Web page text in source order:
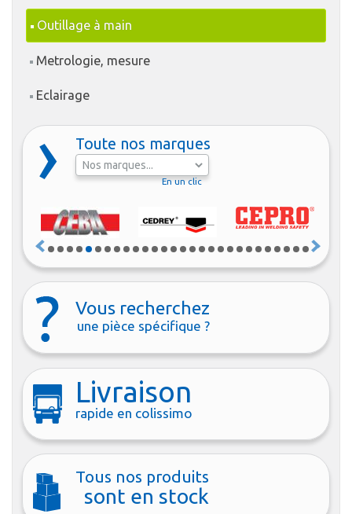
Outillage à main
Metrologie, mesure
Eclairage
Toute nos marques
En un clic
Vous recherchez
une pièce spécifique ?
Livraison
rapide en colissimo
Tous nos produits
sont en stock